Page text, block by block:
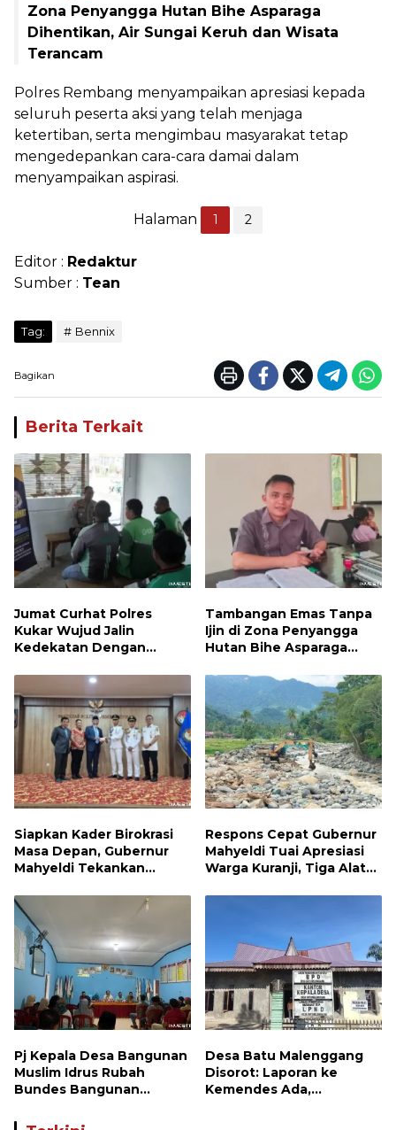
Zona Penyangga Hutan Bihe Asparaga
Dihentikan, Air Sungai Keruh dan Wisata
Terancam
Polres Rembang menyampaikan apresiasi kepada
seluruh peserta aksi yang telah menjaga
ketertiban, serta mengimbau masyarakat tetap
mengedepankan cara-cara damai dalam
menyampaikan aspirasi.
Halaman 1 2
Editor : Redaktur
Sumber : Tean
Tag: Bennix
Bagikan
Berita Terkait
Jumat Curhat Polres
Kukar Wujud Jalin
Kedekatan Dengan
Tambangan Emas Tanpa
Ijin di Zona Penyangga
Hutan Bihe Asparaga
Keruh dan Wisata
Terancam
Siapkan Kader Birokrasi
Masa Depan, Gubernur
Mahyeldi Tekankan
Transformasi Digital
Kepada Praja IPDN Asal
Sumbar
Respons Cepat Gubernur
Mahyeldi Tuai Apresiasi
Warga Kuranji, Tiga Alat
Pulihkan Tanggul Jebol
Pj Kepala Desa Bangunan
Muslim Idrus Rubah
Bundes Bangunan
Optimal
Desa Batu Malenggang
Disorot: Laporan ke
Kemendes Ada,